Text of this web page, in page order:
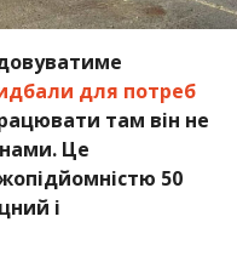
для потреб
там він не
Це
50
і